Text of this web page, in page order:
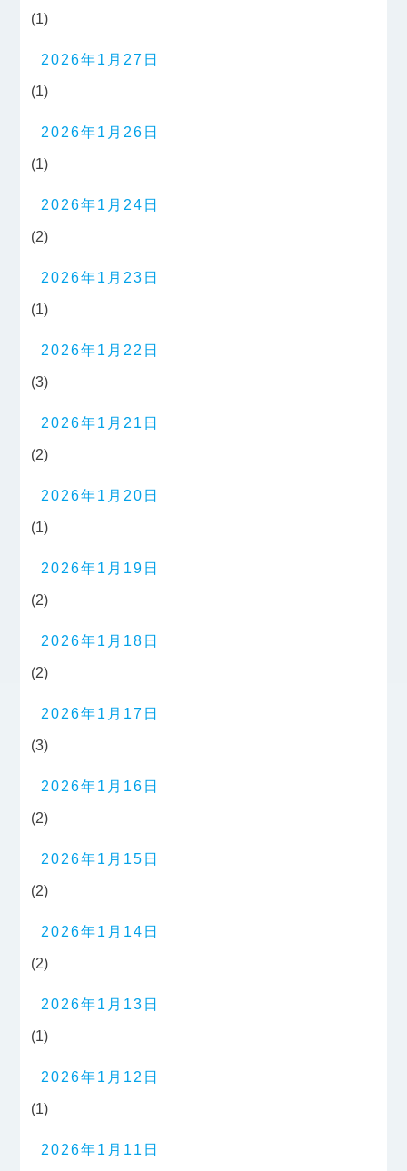
(1)
2026年1月27日
(1)
2026年1月26日
(1)
2026年1月24日
(2)
2026年1月23日
(1)
2026年1月22日
(3)
2026年1月21日
(2)
2026年1月20日
(1)
2026年1月19日
(2)
2026年1月18日
(2)
2026年1月17日
(3)
2026年1月16日
(2)
2026年1月15日
(2)
2026年1月14日
(2)
2026年1月13日
(1)
2026年1月12日
(1)
2026年1月11日